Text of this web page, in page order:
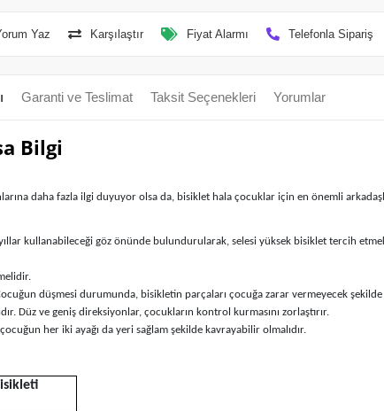
Yaz Karşılaştır Fiyat Alarmı Telefonla Sipariş
Garanti ve Teslimat Taksit Seçenekleri Yorumlar
Bilgi
daha fazla ilgi duyuyor olsa da, bisiklet hala çocuklar için en önemli
kullanabileceği göz önünde bulundurularak, selesi yüksek bisiklet tercih
düşmesi durumunda, bisikletin parçaları çocuğa zarar vermeyecek şekilde
Düz ve geniş direksiyonlar, çocukların kontrol kurmasını zorlaştırır.
her iki ayağı da yeri sağlam şekilde kavrayabilir olmalıdır.